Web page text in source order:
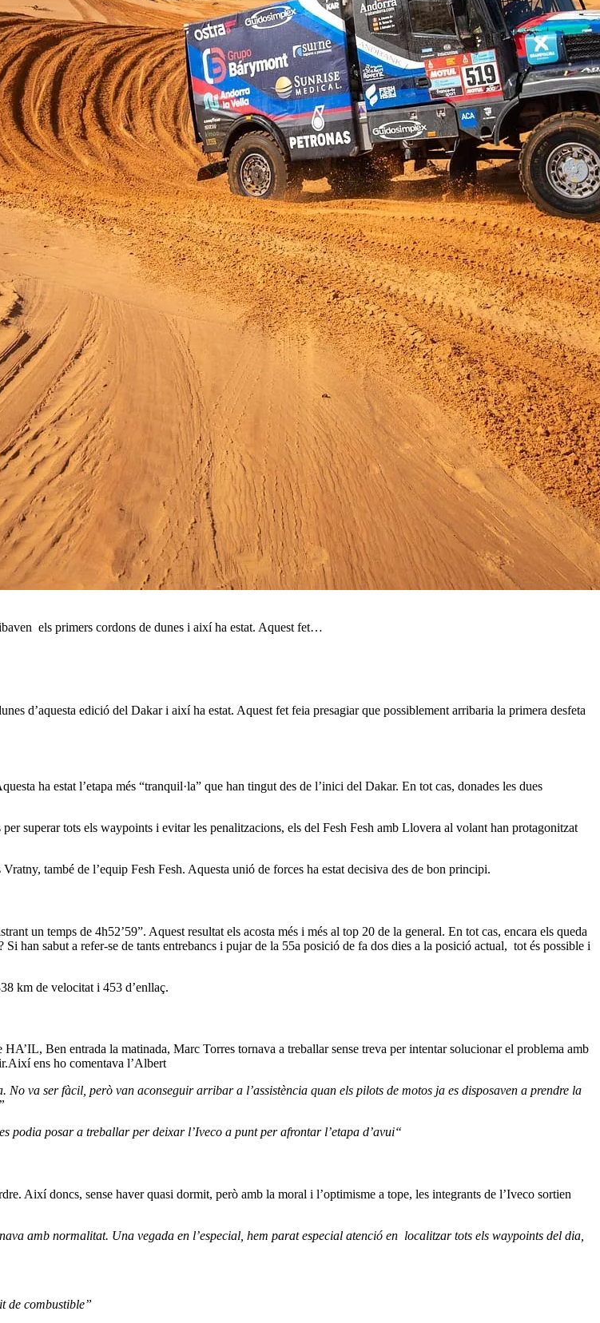
els primers cordons de dunes i així ha estat. Aquest fet…
d’aquesta edició del Dakar i així ha estat. Aquest fet feia presagiar que possiblement arribaria la primera desfeta
ha estat l’etapa més “tranquil·la” que han tingut des de l’inici del Dakar. En tot cas, donades les dues
superar tots els waypoints i evitar les penalitzacions, els del Fesh Fesh amb Llovera al volant han protagonitzat
també de l’equip Fesh Fesh. Aquesta unió de forces ha estat decisiva des de bon principi.
un temps de 4h52’59”. Aquest resultat els acosta més i més al top 20 de la general. En tot cas, encara els queda
han sabut a refer-se de tants entrebancs i pujar de la 55a posició de fa dos dies a la posició actual, tot és possible i
km de velocitat i 453 d’enllaç.
Ben entrada la matinada, Marc Torres tornava a treballar sense treva per intentar solucionar el problema amb
ens ho comentava l’Albert
va ser fàcil, però van aconseguir arribar a l’assistència quan els pilots de motos ja es disposaven a prendre la
podia posar a treballar per deixar l’Iveco a punt per afrontar l’etapa d’avui“
Així doncs, sense haver quasi dormit, però amb la moral i l’optimisme a tope, les integrants de l’Iveco sortien
amb normalitat. Una vegada en l’especial, hem parat especial atenció en localitzar tots els waypoints del dia,
de combustible”